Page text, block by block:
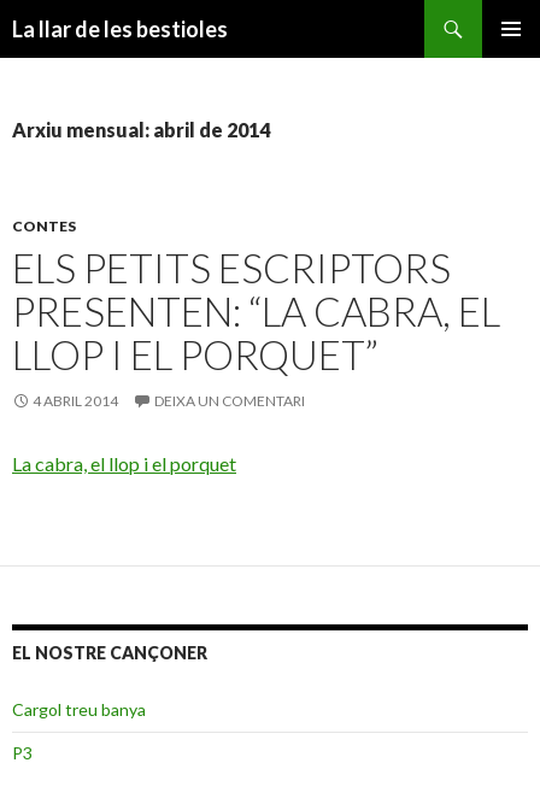
La llar de les bestioles
Arxiu mensual: abril de 2014
CONTES
ELS PETITS ESCRIPTORS
PRESENTEN: “LA CABRA, EL
LLOP I EL PORQUET”
4 ABRIL 2014 DEIXA UN COMENTARI
La cabra, el llop i el porquet
EL NOSTRE CANÇONER
Cargol treu banya
P3